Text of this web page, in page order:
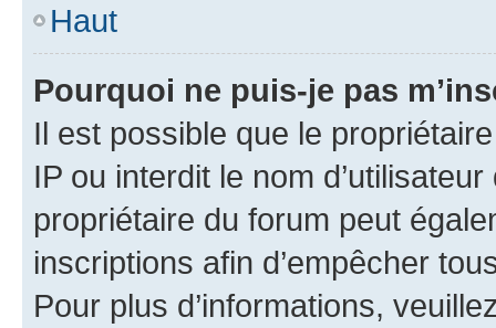
Haut
Pourquoi ne puis-je pas
Il est possible que le
IP ou interdit le nom
propriétaire du forum peut
inscriptions afin d’empêcher
Pour plus d’informations,